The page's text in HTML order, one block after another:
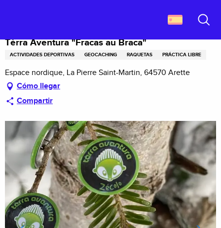
principal
Tèrra Aventura "Fracas au Braca"
ACTIVIDADES DEPORTIVAS GEOCACHING RAQUETAS PRÁCTICA LIBRE
Espace nordique, La Pierre Saint-Martin, 64570 Arette
Cómo llegar
Compartir